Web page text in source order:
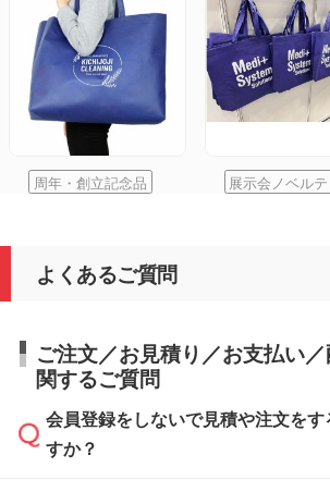
周年・創立記念品 展示会ノベルテ
よくあるご質問
ご注文／お見積り／お支払い
関するご質問
会員登録をしないで見積や注文をす
すか？